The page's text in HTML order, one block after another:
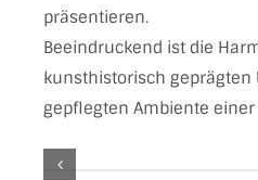
präsentieren.
Beeindruckend ist die
kunsthistorisch geprägten
gepflegten Ambiente einer